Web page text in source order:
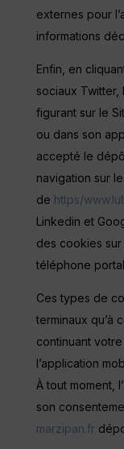
externes pour
informations
Enfin, en
sociaux Twitter,
figurant sur le
ou dans son
accepté le
navigation sur
de https/
Linkedin et
des cookies sur
téléphone
Ces types de
terminaux qu’à
continuant
l’application
À tout moment,
son
marzipan.fr